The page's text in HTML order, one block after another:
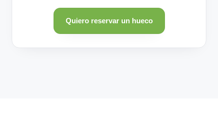
Quiero reservar un hueco